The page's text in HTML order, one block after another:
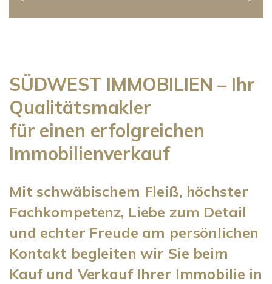
SÜDWEST IMMOBILIEN – Ihr
Qualitätsmakler
für einen erfolgreichen
Immobilienverkauf
Mit schwäbischem Fleiß, höchster
Fachkompetenz, Liebe zum Detail
und echter Freude am persönlichen
Kontakt begleiten wir Sie beim
Kauf und Verkauf Ihrer Immobilie in